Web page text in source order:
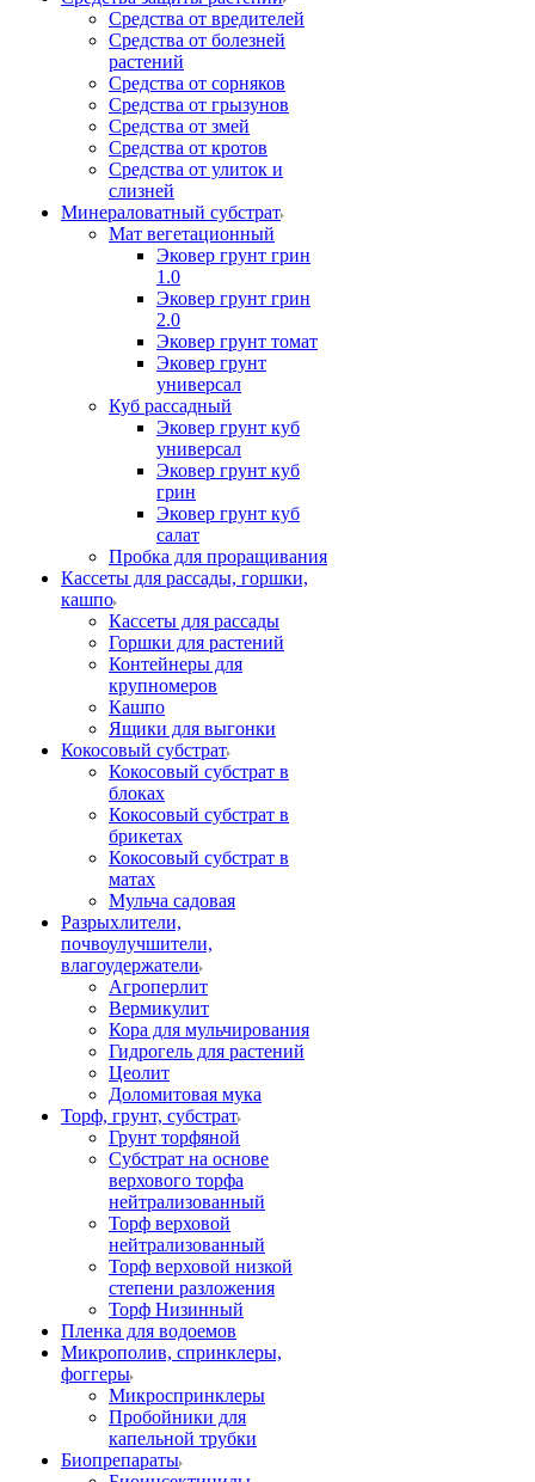
Средства от вредителей
Средства от болезней
растений
Средства от сорняков
Средства от грызунов
Средства от змей
Средства от кротов
Средства от улиток и
слизней
Минераловатный субстрат
Мат вегетационный
Эковер грунт грин
1.0
Эковер грунт грин
2.0
Эковер грунт томат
Эковер грунт
универсал
Куб рассадный
Эковер грунт куб
универсал
Эковер грунт куб
грин
Эковер грунт куб
салат
Пробка для проращивания
Кассеты для рассады, горшки,
кашпо
Кассеты для рассады
Горшки для растений
Контейнеры для
крупномеров
Кашпо
Ящики для выгонки
Кокосовый субстрат
Кокосовый субстрат в
блоках
Кокосовый субстрат в
брикетах
Кокосовый субстрат в
матах
Мульча садовая
Разрыхлители,
почвоулучшители,
влагоудержатели
Агроперлит
Вермикулит
Кора для мульчирования
Гидрогель для растений
Цеолит
Доломитовая мука
Торф, грунт, субстрат
Грунт торфяной
Субстрат на основе
верхового торфа
нейтрализованный
Торф верховой
нейтрализованный
Торф верховой низкой
степени разложения
Торф Низинный
Пленка для водоемов
Микрополив, спринклеры,
фоггеры
Микроспринклеры
Пробойники для
капельной трубки
Биопрепараты